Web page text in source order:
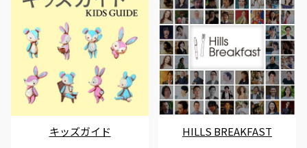
キッズガイド HILLS BREAKFAST